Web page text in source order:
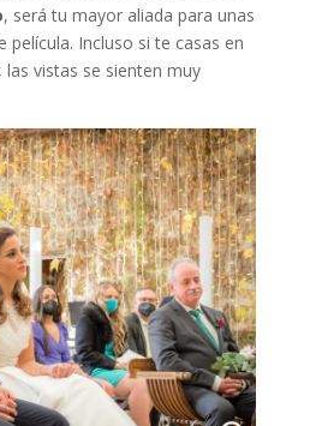
, será tu mayor aliada para unas
Incluso si te casas en
vistas se sienten muy